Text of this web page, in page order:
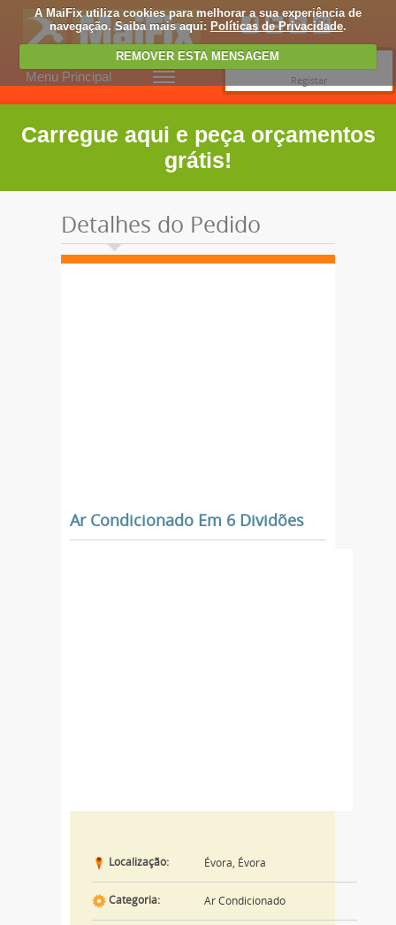
A MaiFix utiliza cookies para melhorar a sua experiência de
navegação. Saiba mais aqui: Políticas de Privacidade.
REMOVER ESTA MENSAGEM
Menu Principal
Registar
Carregue aqui e peça orçamentos
grátis!
Detalhes do Pedido
Ar Condicionado Em 6 Dividões
Localização: Évora, Évora
Categoria: Ar Condicionado